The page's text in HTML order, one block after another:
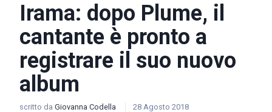
Irama: dopo Plume, il
cantante è pronto a
registrare il suo nuovo
album
scritto da Giovanna Codella 28 Agosto 2018